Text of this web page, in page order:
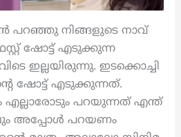
പറഞ്ഞു നിങ്ങളുടെ നാവ്
ഷോട്ട് എടുക്കുന്ന
ഇല്ലയിരുന്നു. ഇടക്കൊച്ചി
ഷോട്ട് എടുക്കുന്നത്.
എല്ലാരോടും പറയുന്നത് എന്ത്
അപ്പോൾ പറയണം